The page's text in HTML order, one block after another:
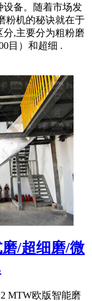
设备。随着市场发
粉机的秘诀就在于
,主要分为粗粉磨
目）和超细 .
/超细磨/微
MTW欧版智能磨